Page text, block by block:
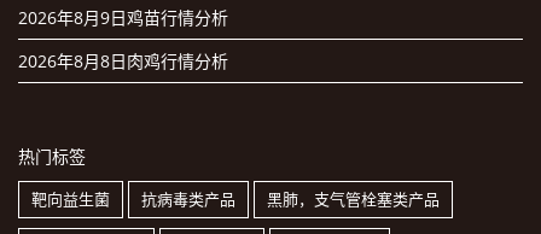
2026年8月9日鸡苗行情分析
2026年8月8日肉鸡行情分析
热门标签
靶向益生菌 抗病毒类产品 黑肺，支气管栓塞类产品